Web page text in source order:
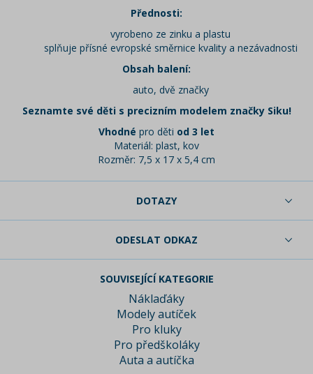
Přednosti:
vyrobeno ze zinku a plastu
splňuje přísné evropské směrnice kvality a nezávadnosti
Obsah balení:
auto, dvě značky
Seznamte své děti s precizním modelem značky Siku!
Vhodné pro děti od 3 let
Materiál: plast, kov
Rozměr: 7,5 x 17 x 5,4 cm
DOTAZY
ODESLAT ODKAZ
SOUVISEJÍCÍ KATEGORIE
Náklaďáky
Modely autíček
Pro kluky
Pro předškoláky
Auta a autíčka